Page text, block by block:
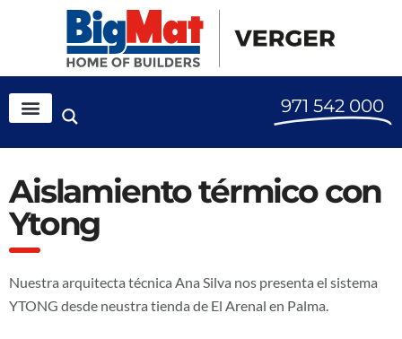
971 542 000
Aislamiento térmico con
Ytong
Nuestra arquitecta técnica Ana Silva nos presenta el sistema
YTONG desde neustra tienda de El Arenal en Palma.